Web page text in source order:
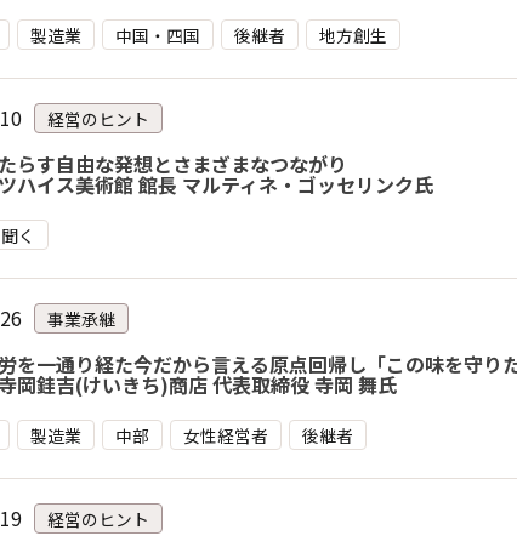
製造業 中国・四国 後継者 地方創生
経営のヒント
らす自由な発想とさまざまなつながり
ハイス美術館 館長 マルティネ・ゴッセリンク氏
く
事業承継
を一通り経た今だから言える原点回帰し「この味を守り
岡銈吉(けいきち)商店 代表取締役 寺岡 舞氏
製造業 中部 女性経営者 後継者
経営のヒント